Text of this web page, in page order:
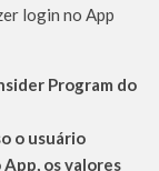
login no App
Program do
PC!
o usuário
os valores